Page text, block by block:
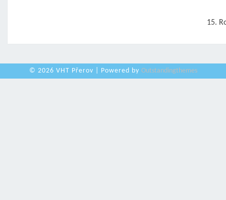
15.
© 2026 VHT Přerov | Powered by Outstandingthemes